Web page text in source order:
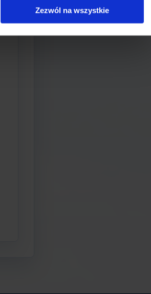
Zezwól na wszystkie